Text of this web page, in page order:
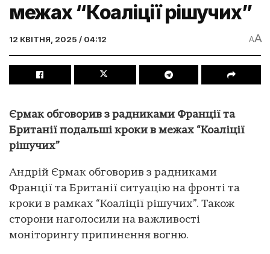
межах “Коаліції рішучих”
12 КВІТНЯ, 2025 / 04:12 AA
Єрмак обговорив з радниками Франції та
Британії подальші кроки в межах “Коаліції
рішучих”
Андрій Єрмак обговорив з радниками
Франції та Британії ситуацію на фронті та
кроки в рамках “Коаліції рішучих”. Також
сторони наголосили на важливості
моніторингу припинення вогню.